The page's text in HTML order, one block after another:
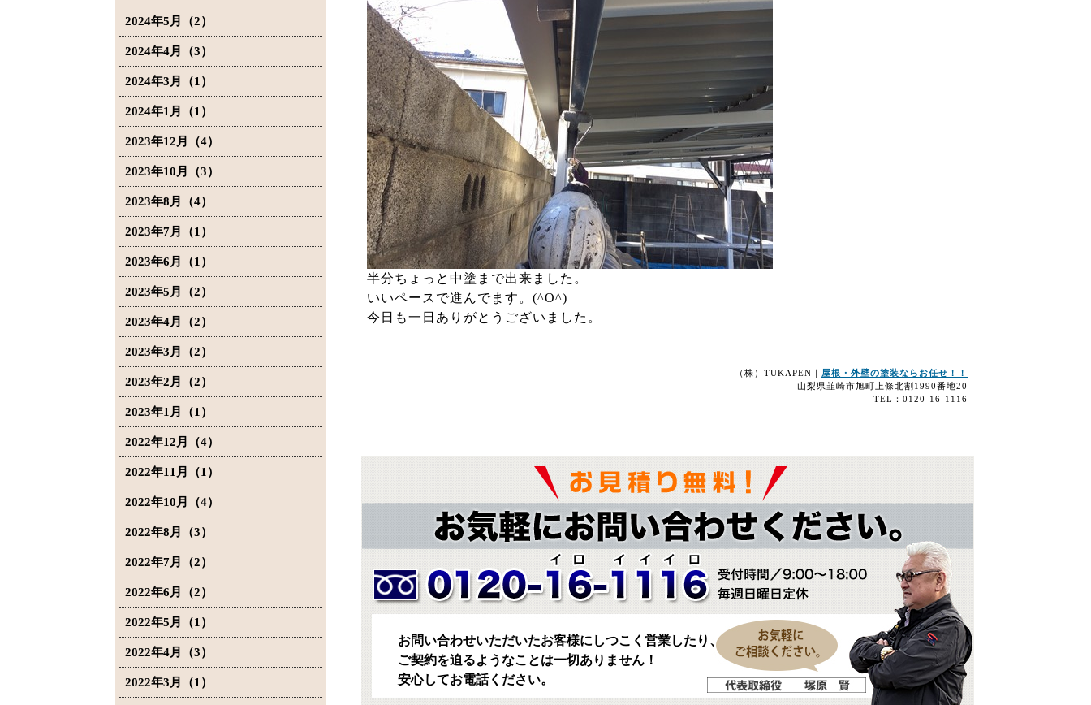
2024年5月（2）
2024年4月（3）
2024年3月（1）
2024年1月（1）
2023年12月（4）
2023年10月（3）
2023年8月（4）
2023年7月（1）
2023年6月（1）
2023年5月（2）
2023年4月（2）
2023年3月（2）
2023年2月（2）
2023年1月（1）
2022年12月（4）
2022年11月（1）
2022年10月（4）
2022年8月（3）
2022年7月（2）
2022年6月（2）
2022年5月（1）
2022年4月（3）
2022年3月（1）
半分ちょっと中塗まで出来ました。
いいペースで進んでます。(^O^)
今日も一日ありがとうございました。
（株）TUKAPEN｜ 屋根・外壁の塗装ならお任せ！！
山梨県韮崎市旭町上條北割1990番地20
TEL：0120-16-1116
お問い合わせいただいたお客様にしつこく営業したり、
ご契約を迫るようなことは一切ありません！
安心してお電話ください。